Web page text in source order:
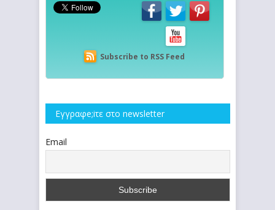
Subscribe to RSS Feed
Εγγραφe;iτε στο newsletter
Email